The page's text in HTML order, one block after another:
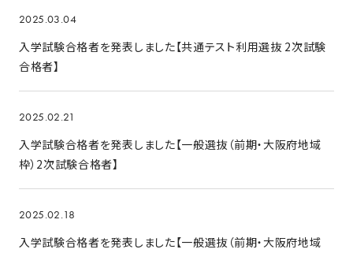
2025.03.04
入学試験合格者を発表しました【共通テスト利用選抜 2次試験
合格者】
2025.02.21
入学試験合格者を発表しました【一般選抜（前期・大阪府地域
枠）2次試験合格者】
2025.02.18
入学試験合格者を発表しました【一般選抜（前期・大阪府地域